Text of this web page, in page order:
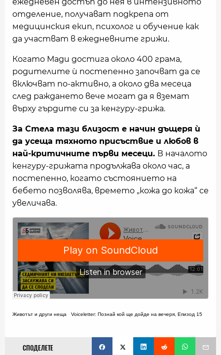
отделение, получават подкрепа от
медицинския екип, психолог и обучение как
да участват в ежедневните грижи.
Когато Мади достига около 400 грама,
родителите ѝ постепенно започват да се
включват по-активно, а около два месеца
след раждането вече могат да я вземат
върху гърдите си за кенгуру-грижа.
За Стела тази близост е начин дъщеря ѝ
да усеща тяхното присъствие и любов в
най-критичните първи месеци. В началото
кенгуру-грижата продължава около час, а
постепенно, когато състоянието на
бебето позволява, времето „кожа до кожа“ се
увеличава.
Животът и други неща · Voiceletter: Познай кой ще дойде на вечеря, Епизод 15
СПОДЕЛЕТЕ